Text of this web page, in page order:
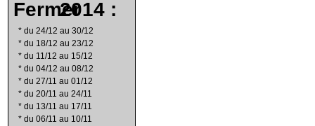
2014 :
* du 24/12 au 30/12
* du 18/12 au 23/12
* du 11/12 au 15/12
* du 04/12 au 08/12
* du 27/11 au 01/12
* du 20/11 au 24/11
* du 13/11 au 17/11
* du 06/11 au 10/11